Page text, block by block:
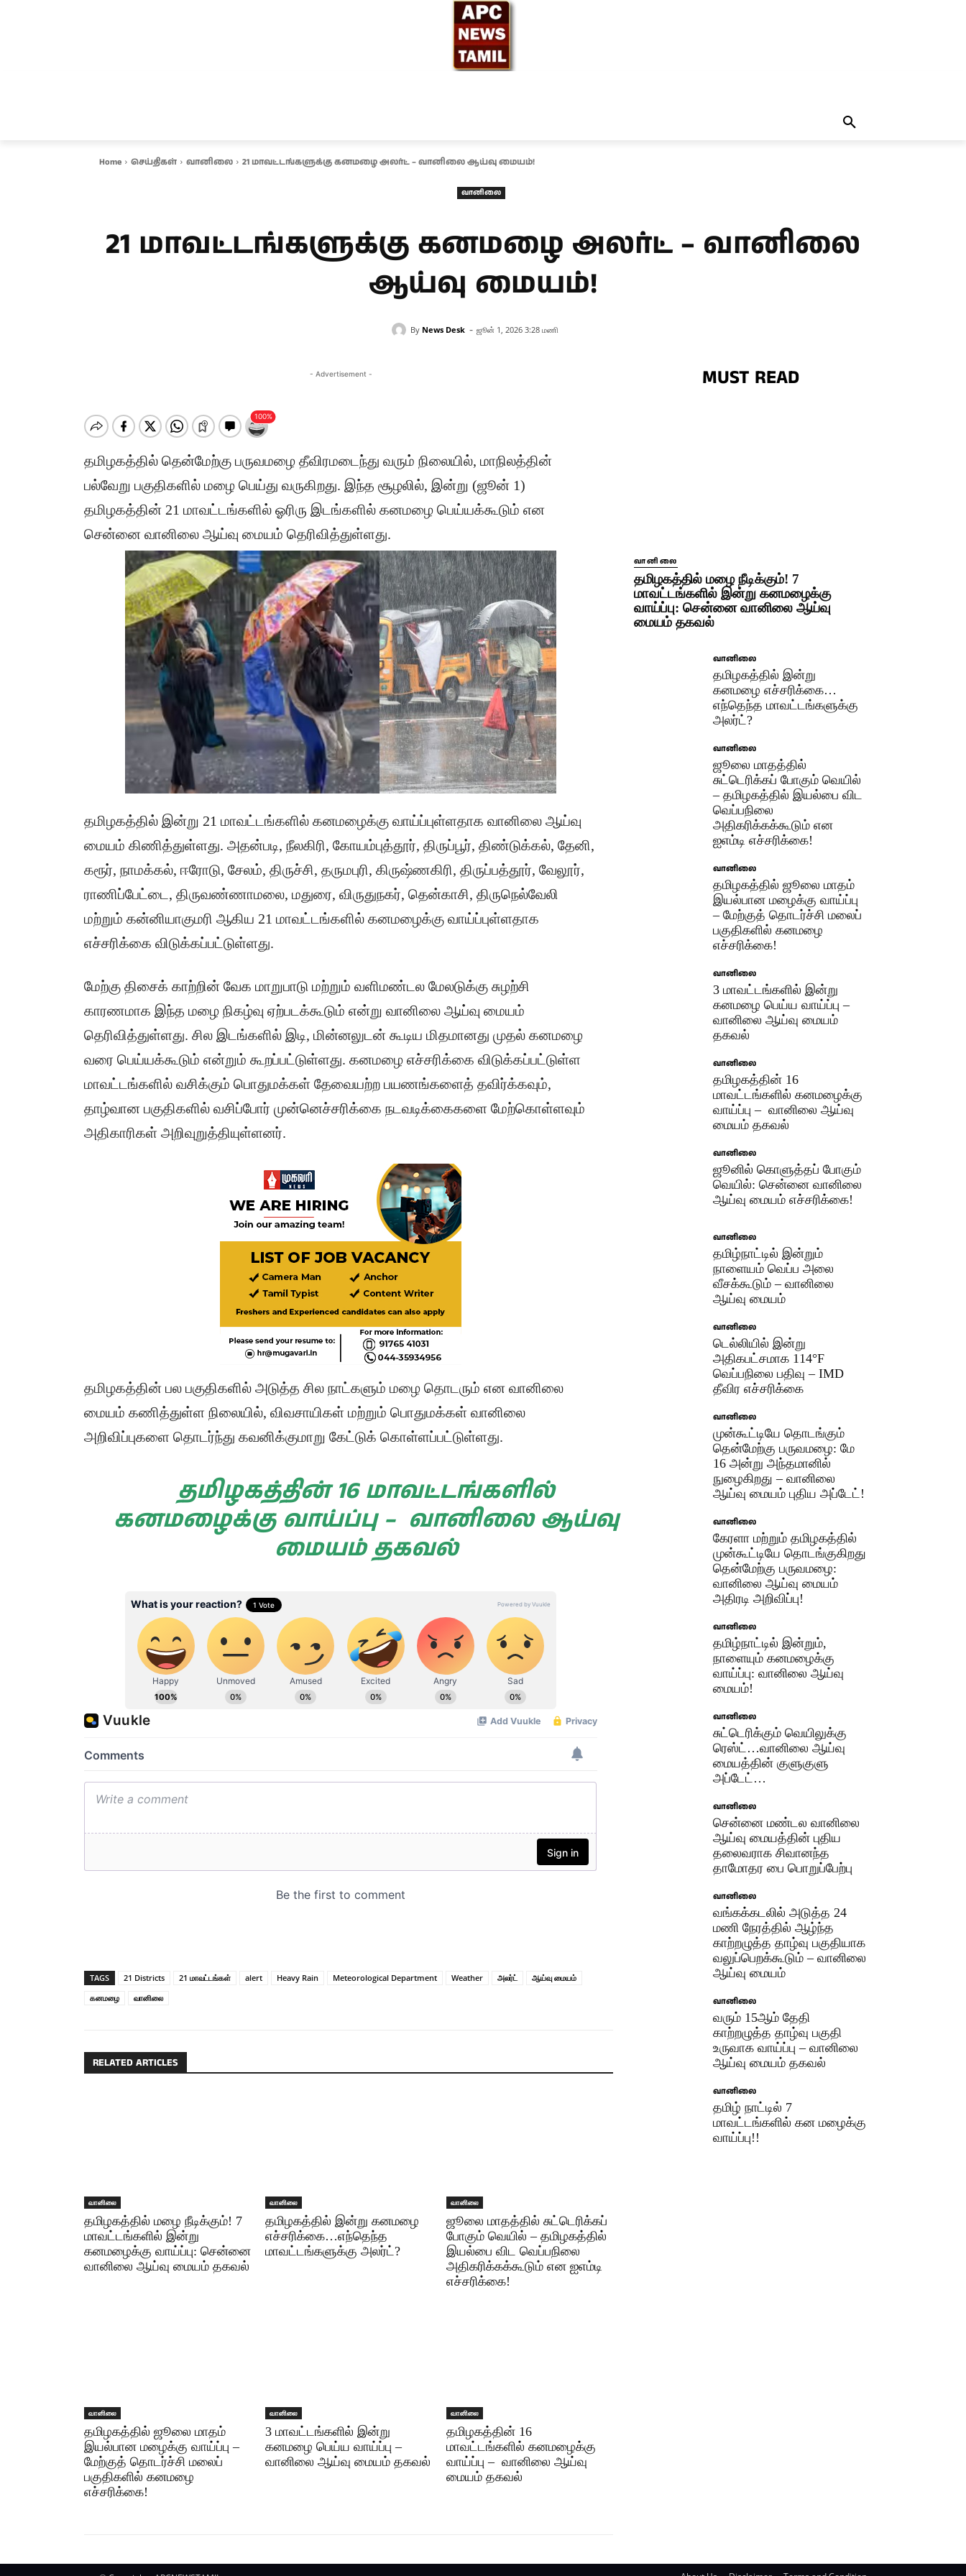
Home செய்திகள் வானிலை 21 மாவட்டங்களுக்கு கனமழை அலர்ட் – வானிலை ஆய்வு மையம்!
வானிலை
21 மாவட்டங்களுக்கு கனமழை அலர்ட் – வானிலை
ஆய்வு மையம்!
By News Desk - ஜூன் 1, 2026 3:28 மணி
- Advertisement -
தமிழகத்தில் தென்மேற்கு பருவமழை தீவிரமடைந்து வரும் நிலையில், மாநிலத்தின்
பல்வேறு பகுதிகளில் மழை பெய்து வருகிறது. இந்த சூழலில், இன்று (ஜூன் 1)
தமிழகத்தின் 21 மாவட்டங்களில் ஓரிரு இடங்களில் கனமழை பெய்யக்கூடும் என
சென்னை வானிலை ஆய்வு மையம் தெரிவித்துள்ளது.
தமிழகத்தில் இன்று 21 மாவட்டங்களில் கனமழைக்கு வாய்ப்புள்ளதாக வானிலை ஆய்வு
மையம் கிணித்துள்ளது. அதன்படி, நீலகிரி, கோயம்புத்தூர், திருப்பூர், திண்டுக்கல், தேனி,
கரூர், நாமக்கல், ஈரோடு, சேலம், திருச்சி, தருமபுரி, கிருஷ்ணகிரி, திருப்பத்தூர், வேலூர்,
ராணிப்பேட்டை, திருவண்ணாமலை, மதுரை, விருதுநகர், தென்காசி, திருநெல்வேலி
மற்றும் கன்னியாகுமரி ஆகிய 21 மாவட்டங்களில் கனமழைக்கு வாய்ப்புள்ளதாக
எச்சரிக்கை விடுக்கப்பட்டுள்ளது.
மேற்கு திசைக் காற்றின் வேக மாறுபாடு மற்றும் வளிமண்டல மேலடுக்கு சுழற்சி
காரணமாக இந்த மழை நிகழ்வு ஏற்படக்கூடும் என்று வானிலை ஆய்வு மையம்
தெரிவித்துள்ளது. சில இடங்களில் இடி, மின்னலுடன் கூடிய மிதமானது முதல் கனமழை
வரை பெய்யக்கூடும் என்றும் கூறப்பட்டுள்ளது. கனமழை எச்சரிக்கை விடுக்கப்பட்டுள்ள
மாவட்டங்களில் வசிக்கும் பொதுமக்கள் தேவையற்ற பயணங்களைத் தவிர்க்கவும்,
தாழ்வான பகுதிகளில் வசிப்போர் முன்னெச்சரிக்கை நடவடிக்கைகளை மேற்கொள்ளவும்
அதிகாரிகள் அறிவுறுத்தியுள்ளனர்.
தமிழகத்தின் பல பகுதிகளில் அடுத்த சில நாட்களும் மழை தொடரும் என வானிலை
மையம் கணித்துள்ள நிலையில், விவசாயிகள் மற்றும் பொதுமக்கள் வானிலை
அறிவிப்புகளை தொடர்ந்து கவனிக்குமாறு கேட்டுக் கொள்ளப்பட்டுள்ளது.
தமிழகத்தின் 16 மாவட்டங்களில்
கனமழைக்கு வாய்ப்பு – வானிலை ஆய்வு
மையம் தகவல்
TAGS 21 Districts 21 மாவட்டங்கள் alert Heavy Rain Meteorological Department Weather அலர்ட்
ஆய்வு மையம்
கனமழை
வானிலை
RELATED ARTICLES
வானிலை
தமிழகத்தில் மழை நீடிக்கும்! 7
மாவட்டங்களில் இன்று
கனமழைக்கு வாய்ப்பு: சென்னை
வானிலை ஆய்வு மையம் தகவல்
வானிலை
தமிழகத்தில் இன்று கனமழை
எச்சரிக்கை…எந்தெந்த
மாவட்டங்களுக்கு அலர்ட்?
வானிலை
ஜூலை மாதத்தில் சுட்டெரிக்கப்
போகும் வெயில் – தமிழகத்தில்
இயல்பை விட வெப்பநிலை
அதிகரிக்கக்கூடும் என ஐஎம்டி
எச்சரிக்கை!
வானிலை
தமிழகத்தில் ஜூலை மாதம்
இயல்பான மழைக்கு வாய்ப்பு –
மேற்குத் தொடர்ச்சி மலைப்
பகுதிகளில் கனமழை
எச்சரிக்கை!
வானிலை
3 மாவட்டங்களில் இன்று
கனமழை பெய்ய வாய்ப்பு –
வானிலை ஆய்வு மையம் தகவல்
வானிலை
தமிழகத்தின் 16
மாவட்டங்களில் கனமழைக்கு
வாய்ப்பு – வானிலை ஆய்வு
மையம் தகவல்
MUST READ
வானிலை
தமிழகத்தில் மழை நீடிக்கும்! 7
மாவட்டங்களில் இன்று கனமழைக்கு
வாய்ப்பு: சென்னை வானிலை ஆய்வு
மையம் தகவல்
வானிலை
தமிழகத்தில் இன்று
கனமழை எச்சரிக்கை…
எந்தெந்த மாவட்டங்களுக்கு
அலர்ட்?
வானிலை
ஜூலை மாதத்தில்
சுட்டெரிக்கப் போகும் வெயில்
– தமிழகத்தில் இயல்பை விட
வெப்பநிலை
அதிகரிக்கக்கூடும் என
ஐஎம்டி எச்சரிக்கை!
வானிலை
தமிழகத்தில் ஜூலை மாதம்
இயல்பான மழைக்கு வாய்ப்பு
– மேற்குத் தொடர்ச்சி மலைப்
பகுதிகளில் கனமழை
எச்சரிக்கை!
வானிலை
3 மாவட்டங்களில் இன்று
கனமழை பெய்ய வாய்ப்பு –
வானிலை ஆய்வு மையம்
தகவல்
வானிலை
தமிழகத்தின் 16
மாவட்டங்களில் கனமழைக்கு
வாய்ப்பு – வானிலை ஆய்வு
மையம் தகவல்
வானிலை
ஜூனில் கொளுத்தப் போகும்
வெயில்: சென்னை வானிலை
ஆய்வு மையம் எச்சரிக்கை!
வானிலை
தமிழ்நாட்டில் இன்றும்
நாளையம் வெப்ப அலை
வீசக்கூடும் – வானிலை
ஆய்வு மையம்
வானிலை
டெல்லியில் இன்று
அதிகபட்சமாக 114°F
வெப்பநிலை பதிவு – IMD
தீவிர எச்சரிக்கை
வானிலை
முன்கூட்டியே தொடங்கும்
தென்மேற்கு பருவமழை: மே
16 அன்று அந்தமானில்
நுழைகிறது – வானிலை
ஆய்வு மையம் புதிய அப்டேட்!
வானிலை
கேரளா மற்றும் தமிழகத்தில்
முன்கூட்டியே தொடங்குகிறது
தென்மேற்கு பருவமழை:
வானிலை ஆய்வு மையம்
அதிரடி அறிவிப்பு!
வானிலை
தமிழ்நாட்டில் இன்றும்,
நாளையும் கனமழைக்கு
வாய்ப்பு: வானிலை ஆய்வு
மையம்!
வானிலை
சுட்டெரிக்கும் வெயிலுக்கு
ரெஸ்ட்…வானிலை ஆய்வு
மையத்தின் குளுகுளு
அப்டேட்…
வானிலை
சென்னை மண்டல வானிலை
ஆய்வு மையத்தின் புதிய
தலைவராக சிவானந்த
தாமோதர பை பொறுப்பேற்பு
வானிலை
வங்கக்கடலில் அடுத்த 24
மணி நேரத்தில் ஆழ்ந்த
காற்றழுத்த தாழ்வு பகுதியாக
வலுப்பெறக்கூடும் – வானிலை
ஆய்வு மையம்
வானிலை
வரும் 15ஆம் தேதி
காற்றழுத்த தாழ்வு பகுதி
உருவாக வாய்ப்பு – வானிலை
ஆய்வு மையம் தகவல்
வானிலை
தமிழ் நாட்டில் 7
மாவட்டங்களில் கன மழைக்கு
வாய்ப்பு!!